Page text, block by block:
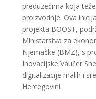
preduzećima koja
proizvodnje. Ova
projekta BOOST,
Ministarstva za
Njemačke (BMZ), s
Inovacijske Vaučer
digitalizacije malih i
Hercegovini.